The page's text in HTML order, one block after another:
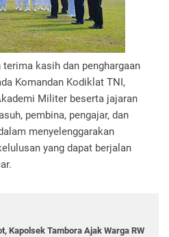
kasih dan penghargaan
Komandan Kodiklat TNI,
Militer beserta jajaran
pembina, pengajar, dan
menyelenggarakan
yang dapat berjalan
Kapolsek Tambora Ajak Warga RW